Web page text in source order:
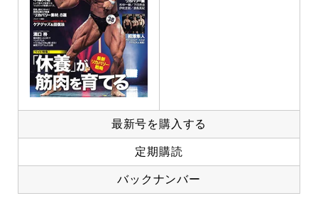
最新号を購入する
定期購読
バックナンバー